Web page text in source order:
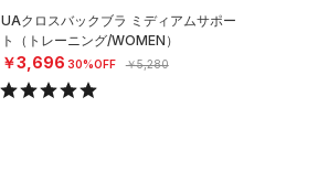
UAクロスバックブラ ミディアムサポー
ト（トレーニング/WOMEN）
￥3,696 30%OFF ￥5,280